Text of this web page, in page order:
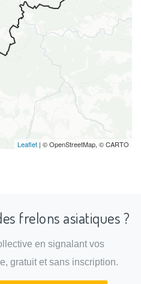
Leaflet | © OpenStreetMap, © CARTO
frelons asiatiques ?
en signalant vos
gratuit et sans inscription.